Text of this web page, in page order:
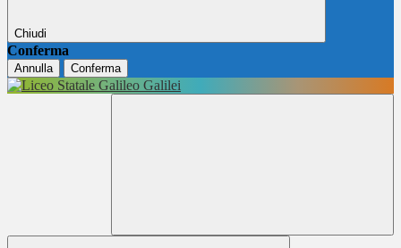
Chiudi
Conferma
Annulla Conferma